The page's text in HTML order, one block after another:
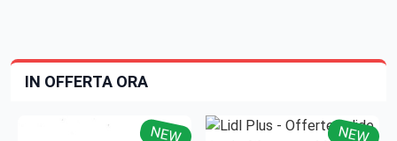
IN OFFERTA ORA
NEW NEW